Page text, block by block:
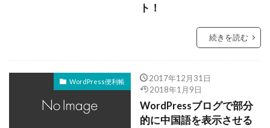
ト！
続きを読む
WordPress便利帳
2017年12月31日
2018年1月9日
WordPressブログで部分
的に中国語を表示させる